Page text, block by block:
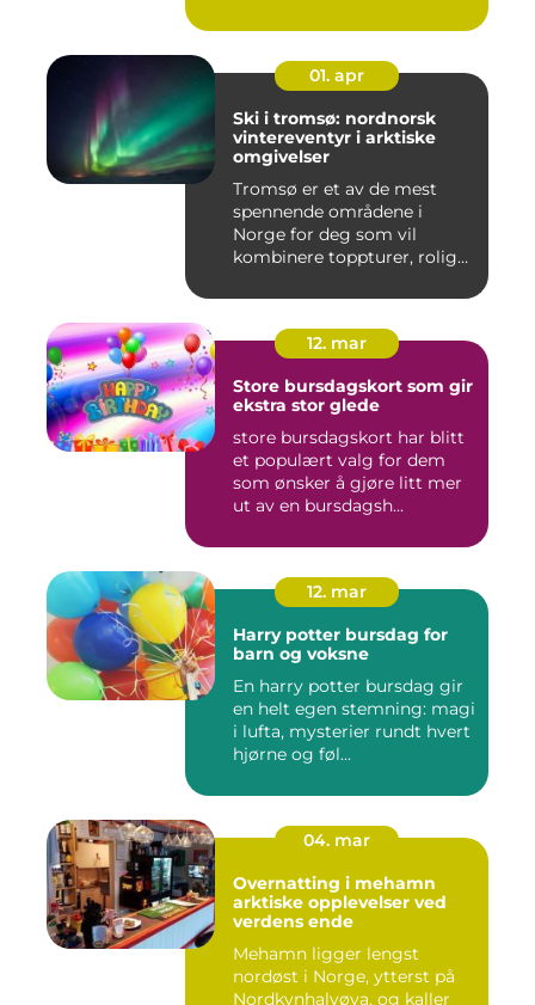
01. apr
Ski i tromsø: nordnorsk
vintereventyr i arktiske
omgivelser
Tromsø er et av de mest
spennende områdene i
Norge for deg som vil
kombinere toppturer, rolig
12. mar
Store bursdagskort som gir
ekstra stor glede
store bursdagskort har blitt
et populært valg for dem
som ønsker å gjøre litt mer
ut av en bursdagsh...
12. mar
Harry potter bursdag for
barn og voksne
En harry potter bursdag gir
en helt egen stemning: magi
i lufta, mysterier rundt hvert
hjørne og føl...
04. mar
Overnatting i mehamn
arktiske opplevelser ved
verdens ende
Mehamn ligger lengst
nordøst i Norge, ytterst på
Nordkynhalvøya, og kaller